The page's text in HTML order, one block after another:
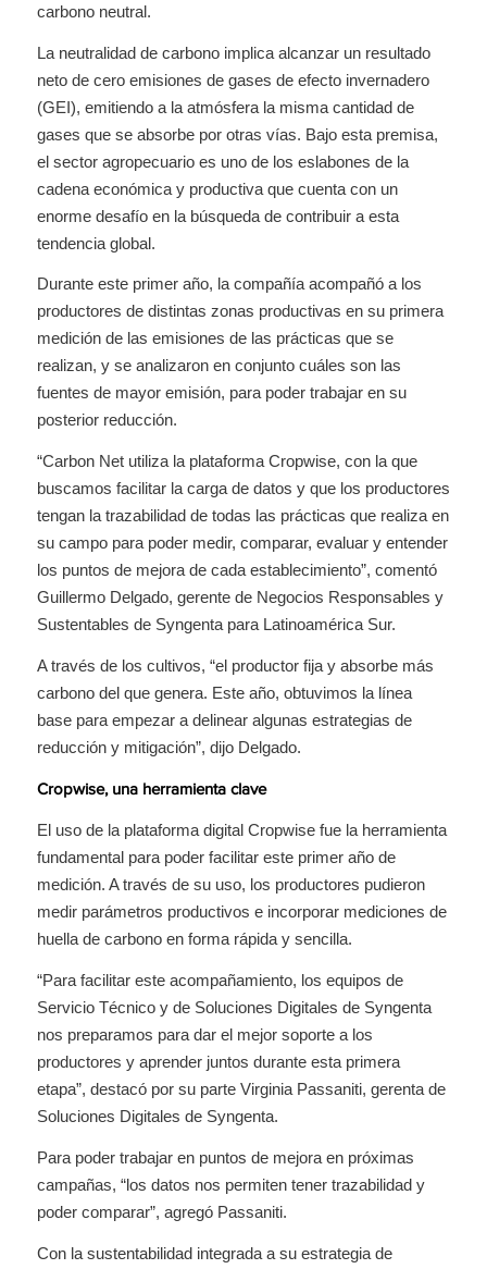
carbono neutral.
La neutralidad de carbono implica alcanzar un resultado
neto de cero emisiones de gases de efecto invernadero
(GEI), emitiendo a la atmósfera la misma cantidad de
gases que se absorbe por otras vías. Bajo esta premisa,
el sector agropecuario es uno de los eslabones de la
cadena económica y productiva que cuenta con un
enorme desafío en la búsqueda de contribuir a esta
tendencia global.
Durante este primer año, la compañía acompañó a los
productores de distintas zonas productivas en su primera
medición de las emisiones de las prácticas que se
realizan, y se analizaron en conjunto cuáles son las
fuentes de mayor emisión, para poder trabajar en su
posterior reducción.
“Carbon Net utiliza la plataforma Cropwise, con la que
buscamos facilitar la carga de datos y que los productores
tengan la trazabilidad de todas las prácticas que realiza en
su campo para poder medir, comparar, evaluar y entender
los puntos de mejora de cada establecimiento”, comentó
Guillermo Delgado, gerente de Negocios Responsables y
Sustentables de Syngenta para Latinoamérica Sur.
A través de los cultivos, “el productor fija y absorbe más
carbono del que genera. Este año, obtuvimos la línea
base para empezar a delinear algunas estrategias de
reducción y mitigación”, dijo Delgado.
Cropwise, una herramienta clave
El uso de la plataforma digital Cropwise fue la herramienta
fundamental para poder facilitar este primer año de
medición. A través de su uso, los productores pudieron
medir parámetros productivos e incorporar mediciones de
huella de carbono en forma rápida y sencilla.
“Para facilitar este acompañamiento, los equipos de
Servicio Técnico y de Soluciones Digitales de Syngenta
nos preparamos para dar el mejor soporte a los
productores y aprender juntos durante esta primera
etapa”, destacó por su parte Virginia Passaniti, gerenta de
Soluciones Digitales de Syngenta.
Para poder trabajar en puntos de mejora en próximas
campañas, “los datos nos permiten tener trazabilidad y
poder comparar”, agregó Passaniti.
Con la sustentabilidad integrada a su estrategia de